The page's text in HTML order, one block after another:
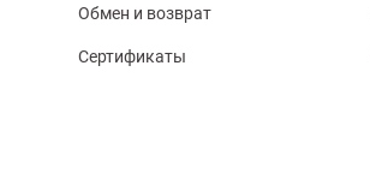
Обмен и возврат
Сертификаты